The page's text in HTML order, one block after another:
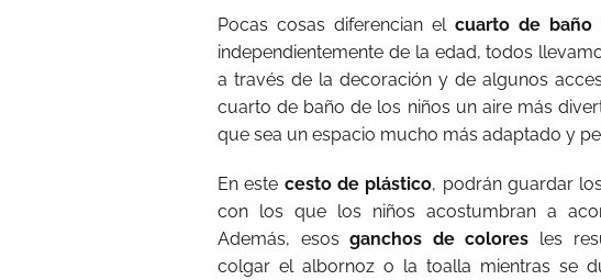
Pocas cosas diferencian elcuarto de baño
independientemente de la edad, todos
a través de la decoración y de algunos
cuarto de baño de los niños un aire más
que sea un espacio mucho más adaptado y
En este cesto de plástico, podrán guardar
con los que los niños acostumbran a
Además, esosganchos de colores les
colgar el albornoz o la toalla mientras se